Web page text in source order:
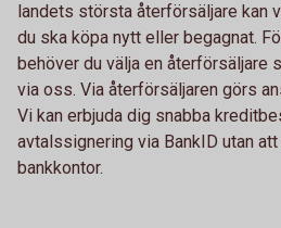
landets största återförsäljare kan
du ska köpa nytt eller begagnat.
behöver du välja en återförsäljare
via oss. Via återförsäljaren görs
Vi kan erbjuda dig snabba
avtalssignering via BankID utan
bankkontor.